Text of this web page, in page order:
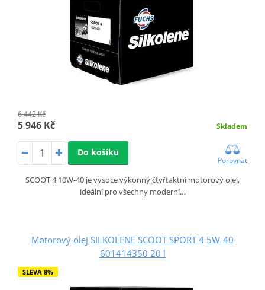
6 442 Kč
5 946 Kč Skladem
Do košíku
Porovnat
SCOOT 4 10W-40 je vysoce výkonný čtyřtaktní motorový olej,
ideální pro všechny moderní…
Motorový olej SILKOLENE SCOOT SPORT 4 5W-40
601414350 20 l
SLEVA 8%